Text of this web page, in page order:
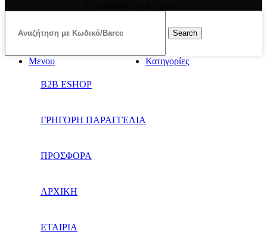
Search
Μενου Κατηγορίες
B2B ESHOP
ΓΡΗΓΟΡΗ ΠΑΡΑΓΓΕΛΙΑ
ΠΡΟΣΦΟΡΑ
ΑΡΧΙΚΗ
ΕΤΑΙΡΙΑ